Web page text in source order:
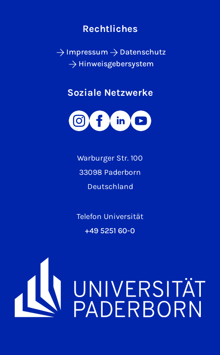
Warburger Str. 100
33098 Paderborn
Deutschland
Telefon Universität
+49 5251 60-0
Rechtliches
Impressum
Datenschutz
Hinweisgebersystem
Soziale Netzwerke